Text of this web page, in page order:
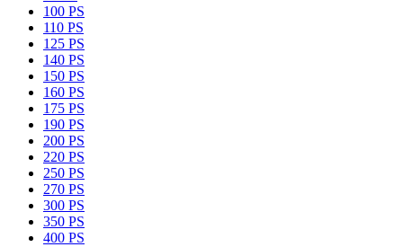
100 PS
110 PS
125 PS
140 PS
150 PS
160 PS
175 PS
190 PS
200 PS
220 PS
250 PS
270 PS
300 PS
350 PS
400 PS